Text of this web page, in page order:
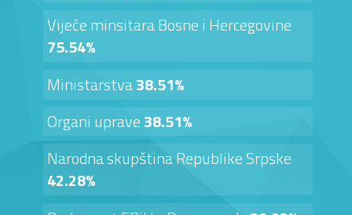
Vijeće minsitara Bosne i Hercegovine
75.54%
Ministarstva38.51%
Organi uprave38.51%
Narodna skupština Republike Srpske
42.28%